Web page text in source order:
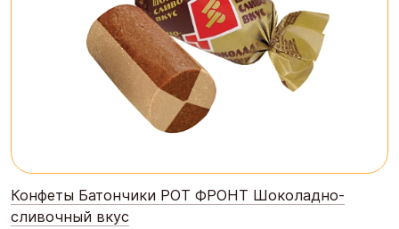
Конфеты Батончики РОТ ФРОНТ Шоколадно-
сливочный вкус